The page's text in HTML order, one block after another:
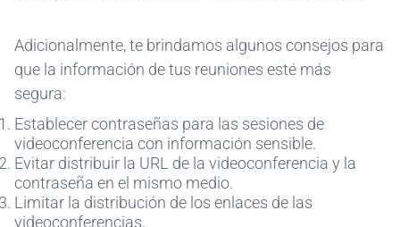
Adicionalmente, te brindamos algunos consejos para
que la información de tus reuniones esté más
segura:
Establecer contraseñas para las sesiones de
videoconferencia con información sensible.
Evitar distribuir la URL de la videoconferencia y la
contraseña en el mismo medio.
Limitar la distribución de los enlaces de las
videoconferencias.